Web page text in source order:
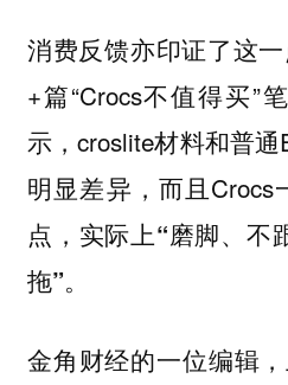
消费反馈亦印证了这
+篇“Crocs不值得买”
示，croslite材料和普
明显差异，而且Crocs
点，实际上“磨脚、不
拖”。
金角财经的一位编辑